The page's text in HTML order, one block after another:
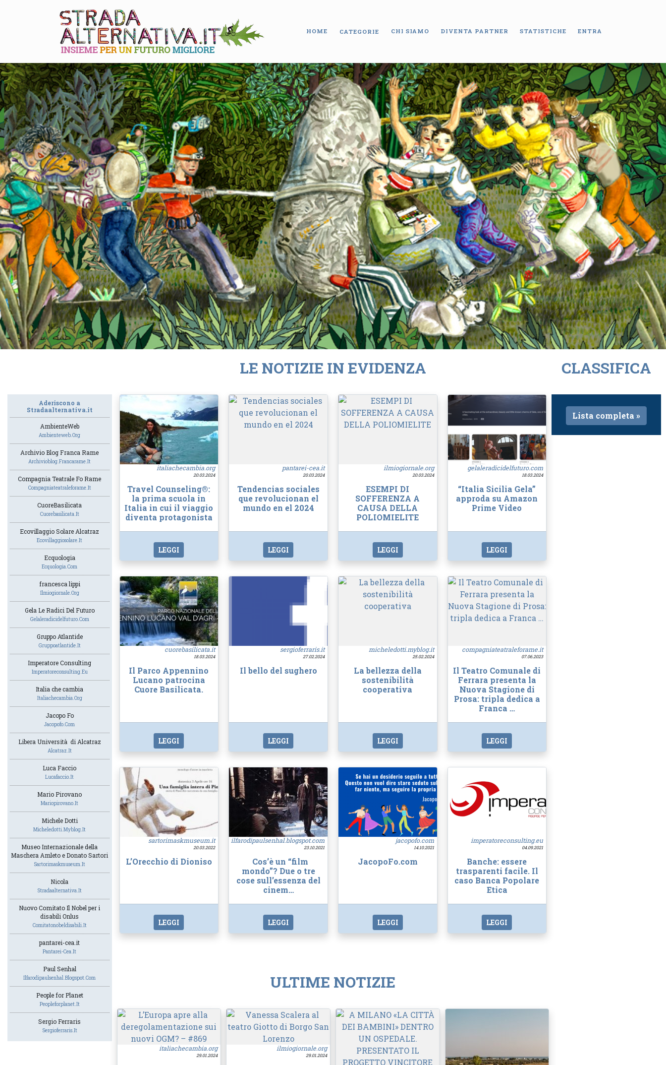
HOME CATEGORIE CHI SIAMO DIVENTA PARTNER STATISTICHE ENTRA
Aderiscono a
Stradaalternativa.it
AmbienteWeb
Ambienteweb.org
Archivio Blog Franca Rame
Archivioblog.francarame.it
Compagnia Teatrale Fo Rame
Compagniateatraleforame.it
CuoreBasilicata
Cuorebasilicata.it
Ecovillaggio Solare Alcatraz
Ecovillaggiosolare.it
Ecquologia
Ecquologia.com
francesca lippi
Ilmiogiornale.org
Gela Le Radici Del Futuro
Gelaleradicidelfuturo.com
Gruppo Atlantide
Gruppoatlantide.it
Imperatore Consulting
Imperatoreconsulting.eu
Italia che cambia
Italiachecambia.org
Jacopo Fo
Jacopofo.com
Libera Università di Alcatraz
Alcatraz.it
Luca Faccio
Lucafaccio.it
Mario Pirovano
Mariopirovano.it
Michele Dotti
Micheledotti.myblog.it
Museo Internazionale della
Maschera Amleto e Donato Sartori
Sartorimaskmuseum.it
Nicola
Stradaalternativa.it
Nuovo Comitato Il Nobel per i
disabili Onlus
Comitatonobeldisabili.it
pantarei-cea.it
Pantarei-Cea.it
Paul Senhal
Ilfarodipaulsenhal.blogspot.com
People for Planet
Peopleforplanet.it
Sergio Ferraris
Sergioferraris.it
LE NOTIZIE IN EVIDENZA
italiachecambia.org
20.03.2024
Travel Counseling®:
la prima scuola in
Italia in cui il viaggio
diventa protagonista
LEGGI
pantarei-cea.it
20.03.2024
Tendencias sociales
que revolucionan el
mundo en el 2024
LEGGI
ilmiogiornale.org
20.03.2024
ESEMPI DI
SOFFERENZA A
CAUSA DELLA
POLIOMIELITE
LEGGI
gelaleradicidelfuturo.com
18.03.2024
“Italia Sicilia Gela”
approda su Amazon
Prime Video
LEGGI
cuorebasilicata.it
18.03.2024
Il Parco Appennino
Lucano patrocina
Cuore Basilicata.
LEGGI
sergioferraris.it
27.02.2024
Il bello del sughero
LEGGI
micheledotti.myblog.it
25.02.2024
La bellezza della
sostenibilità
cooperativa
LEGGI
compagniateatraleforame.it
07.06.2023
Il Teatro Comunale di
Ferrara presenta la
Nuova Stagione di
Prosa: tripla dedica a
Franca …
LEGGI
sartorimaskmuseum.it
20.03.2022
L’Orecchio di Dioniso
LEGGI
ilfarodipaulsenhal.blogspot.com
23.10.2021
Cos’è un “film
mondo”? Due o tre
cose sull’essenza del
cinem…
LEGGI
jacopofo.com
14.10.2021
JacopoFo.com
LEGGI
imperatoreconsulting.eu
04.09.2021
Banche: essere
trasparenti facile. Il
caso Banca Popolare
Etica
LEGGI
ULTIME NOTIZIE
italiachecambia.org
29.01.2024
ilmiogiornale.org
29.01.2024
CLASSIFICA
Lista completa »